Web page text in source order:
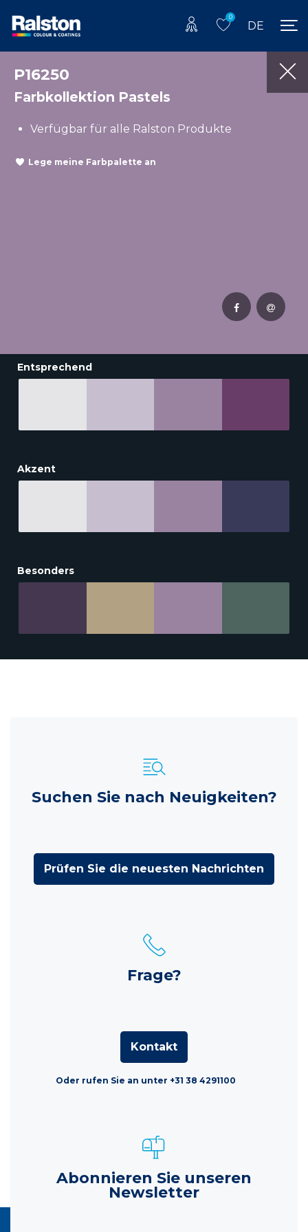
0
DE
P16250
Farbkollektion Pastels
Verfügbar für alle Ralston Produkte
Lege meine Farbpalette an
Entsprechend
Akzent
Besonders
Suchen Sie nach Neuigkeiten?
Prüfen Sie die neuesten Nachrichten
Frage?
Kontakt
Oder rufen Sie an unter +31 38 4291100
Abonnieren Sie unseren
Newsletter